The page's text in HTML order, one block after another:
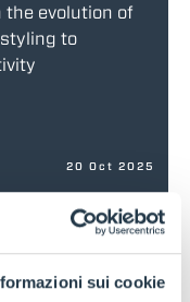
sui cookie
the evolution of
to
20 Oct 2025
the future
sustainable